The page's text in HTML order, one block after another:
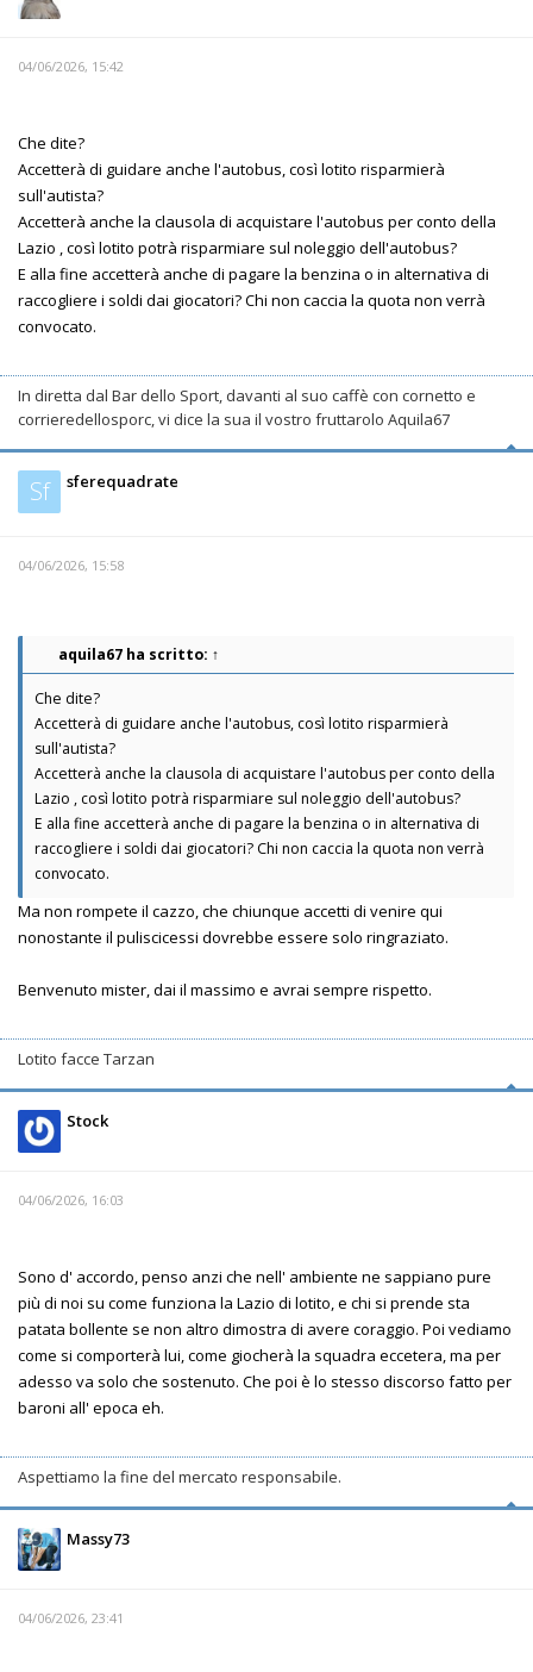
04/06/2026, 15:42
Che dite?
Accetterà di guidare anche l'autobus, così lotito risparmierà
sull'autista?
Accetterà anche la clausola di acquistare l'autobus per conto della
Lazio , così lotito potrà risparmiare sul noleggio dell'autobus?
E alla fine accetterà anche di pagare la benzina o in alternativa di
raccogliere i soldi dai giocatori? Chi non caccia la quota non verrà
convocato.
In diretta dal Bar dello Sport, davanti al suo caffè con cornetto e
corrieredellosporc, vi dice la sua il vostro fruttarolo Aquila67
Sf sferequadrate
04/06/2026, 15:58
aquila67 ha scritto: ↑
Che dite?
Accetterà di guidare anche l'autobus, così lotito risparmierà
sull'autista?
Accetterà anche la clausola di acquistare l'autobus per conto della
Lazio , così lotito potrà risparmiare sul noleggio dell'autobus?
E alla fine accetterà anche di pagare la benzina o in alternativa di
raccogliere i soldi dai giocatori? Chi non caccia la quota non verrà
convocato.
Ma non rompete il cazzo, che chiunque accetti di venire qui
nonostante il puliscicessi dovrebbe essere solo ringraziato.
Benvenuto mister, dai il massimo e avrai sempre rispetto.
Lotito facce Tarzan
Stock
04/06/2026, 16:03
Sono d' accordo, penso anzi che nell' ambiente ne sappiano pure
più di noi su come funziona la Lazio di lotito, e chi si prende sta
patata bollente se non altro dimostra di avere coraggio. Poi vediamo
come si comporterà lui, come giocherà la squadra eccetera, ma per
adesso va solo che sostenuto. Che poi è lo stesso discorso fatto per
baroni all' epoca eh.
Aspettiamo la fine del mercato responsabile.
Massy73
04/06/2026, 23:41